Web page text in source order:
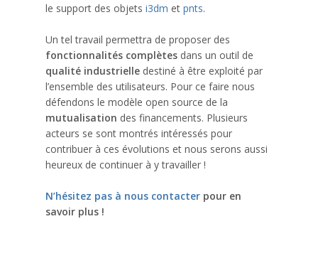
le support des objets i3dm et pnts.
Un tel travail permettra de proposer des
fonctionnalités complètes dans un outil de
qualité industrielle destiné à être exploité par
l’ensemble des utilisateurs. Pour ce faire nous
défendons le modèle open source de la
mutualisation des financements. Plusieurs
acteurs se sont montrés intéressés pour
contribuer à ces évolutions et nous serons aussi
heureux de continuer à y travailler !
N’hésitez pas à nous contacter pour en
savoir plus !